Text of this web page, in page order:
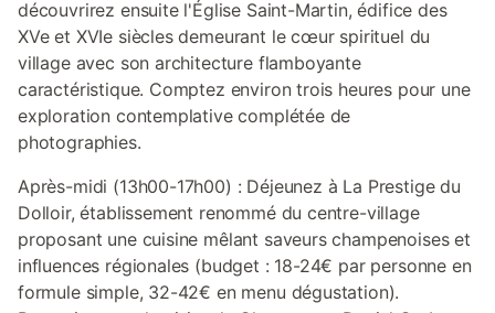
découvrirez ensuite l'Église Saint-Martin, édifice des
XVe et XVIe siècles demeurant le cœur spirituel du
village avec son architecture flamboyante
caractéristique. Comptez environ trois heures pour une
exploration contemplative complétée de
photographies.
Après-midi (13h00-17h00) : Déjeunez à La Prestige du
Dolloir, établissement renommé du centre-village
proposant une cuisine mêlant saveurs champenoises et
influences régionales (budget : 18-24€ par personne en
formule simple, 32-42€ en menu dégustation).